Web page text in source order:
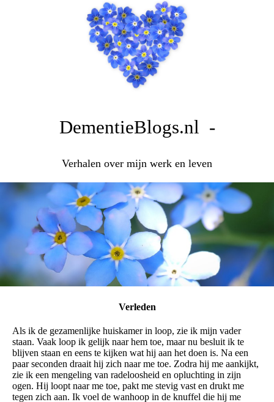
DementieBlogs.nl -
Verhalen over mijn werk en leven
Verleden
Als ik de gezamenlijke huiskamer in loop, zie ik mijn vader
staan. Vaak loop ik gelijk naar hem toe, maar nu besluit ik te
blijven staan en eens te kijken wat hij aan het doen is. Na een
paar seconden draait hij zich naar me toe. Zodra hij me aankijkt,
zie ik een mengeling van radeloosheid en opluchting in zijn
ogen. Hij loopt naar me toe, pakt me stevig vast en drukt me
tegen zich aan. Ik voel de wanhoop in de knuffel die hij me